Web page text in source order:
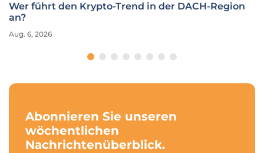
Wer führt den Krypto-Trend in der DACH-Region
an?
Aug. 6, 2026
Abonnieren Sie unseren
wöchentlichen
Nachrichtenüberblick.